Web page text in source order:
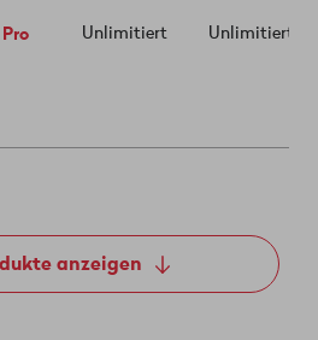
Unlimitiert Unlimitiert
anzeigen